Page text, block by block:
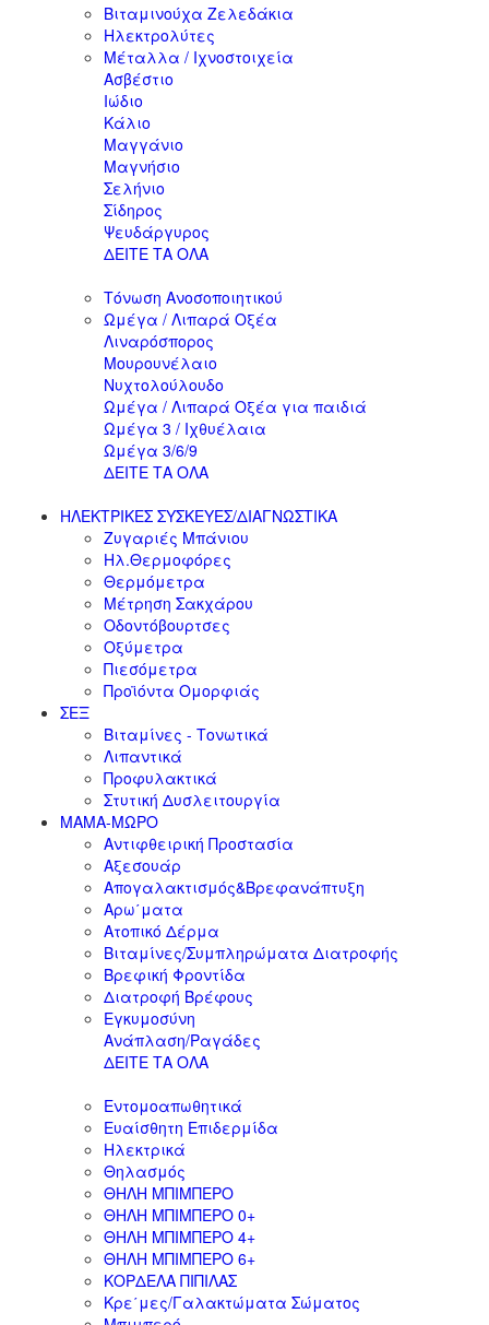
Βιταμινούχα Ζελεδάκια
Ηλεκτρολύτες
Μέταλλα / Ιχνοστοιχεία
Ασβέστιο
Ιώδιο
Κάλιο
Μαγγάνιο
Μαγνήσιο
Σελήνιο
Σίδηρος
Ψευδάργυρος
ΔΕΙΤΕ ΤΑ ΟΛΑ
Τόνωση Ανοσοποιητικού
Ωμέγα / Λιπαρά Οξέα
Λιναρόσπορος
Μουρουνέλαιο
Νυχτολούλουδο
Ωμέγα / Λιπαρά Οξέα για παιδιά
Ωμέγα 3 / Ιχθυέλαια
Ωμέγα 3/6/9
ΔΕΙΤΕ ΤΑ ΟΛΑ
ΗΛΕΚΤΡΙΚΕΣ ΣΥΣΚΕΥΕΣ/ΔΙΑΓΝΩΣΤΙΚΑ
Ζυγαριές Μπάνιου
Ηλ.Θερμοφόρες
Θερμόμετρα
Μέτρηση Σακχάρου
Οδοντόβουρτσες
Οξύμετρα
Πιεσόμετρα
Προϊόντα Ομορφιάς
ΣΕΞ
Βιταμίνες - Τονωτικά
Λιπαντικά
Προφυλακτικά
Στυτική Δυσλειτουργία
ΜΑΜΑ-ΜΩΡΟ
Αντιφθειρική Προστασία
Αξεσουάρ
Απογαλακτισμός&Βρεφανάπτυξη
Αρω΄ματα
Ατοπικό Δέρμα
Βιταμίνες/Συμπληρώματα Διατροφής
Βρεφική Φροντίδα
Διατροφή Βρέφους
Εγκυμοσύνη
Ανάπλαση/Ραγάδες
ΔΕΙΤΕ ΤΑ ΟΛΑ
Εντομοαπωθητικά
Ευαίσθητη Επιδερμίδα
Ηλεκτρικά
Θηλασμός
ΘΗΛΗ ΜΠΙΜΠΕΡΟ
ΘΗΛΗ ΜΠΙΜΠΕΡΟ 0+
ΘΗΛΗ ΜΠΙΜΠΕΡΟ 4+
ΘΗΛΗ ΜΠΙΜΠΕΡΟ 6+
ΚΟΡΔΕΛΑ ΠΙΠΙΛΑΣ
Κρε΄μες/Γαλακτώματα Σώματος